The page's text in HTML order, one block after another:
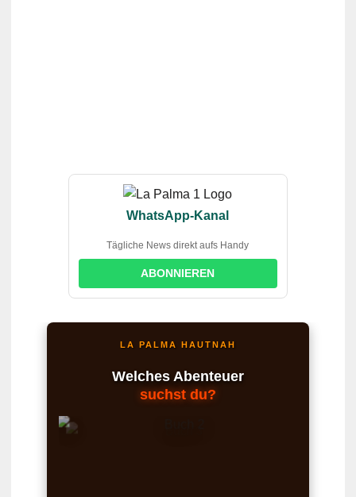
WhatsApp-Kanal
Tägliche News direkt aufs Handy
ABONNIEREN
LA PALMA HAUTNAH
Welches Abenteuer
suchst du?